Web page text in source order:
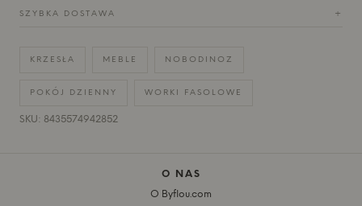
SZYBKA DOSTAWA +
KRZESŁA MEBLE NOBODINOZ
POKÓJ DZIENNY WORKI FASOLOWE
SKU: 8435574942852
O NAS
O Byflou.com